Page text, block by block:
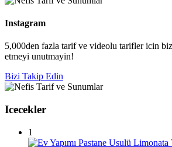
Instagram
5,000den fazla tarif ve videolu tarifler icin
etmeyi unutmayin!
Bizi Takip Edin
Icecekler
1